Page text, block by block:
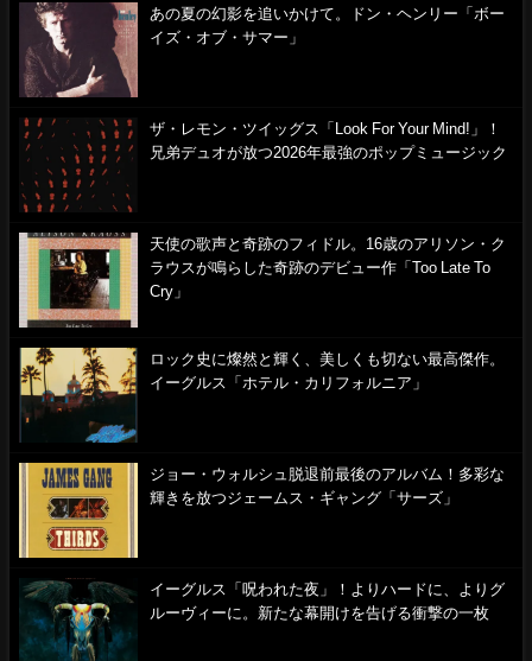
あの夏の幻影を追いかけて。ドン・ヘンリー「ボー
イズ・オブ・サマー」
ザ・レモン・ツイッグス「Look For Your Mind!」！
兄弟デュオが放つ2026年最強のポップミュージック
天使の歌声と奇跡のフィドル。16歳のアリソン・ク
ラウスが鳴らした奇跡のデビュー作「Too Late To
Cry」
ロック史に燦然と輝く、美しくも切ない最高傑作。
イーグルス「ホテル・カリフォルニア」
ジョー・ウォルシュ脱退前最後のアルバム！多彩な
輝きを放つジェームス・ギャング「サーズ」
イーグルス「呪われた夜」！よりハードに、よりグ
ルーヴィーに。新たな幕開けを告げる衝撃の一枚